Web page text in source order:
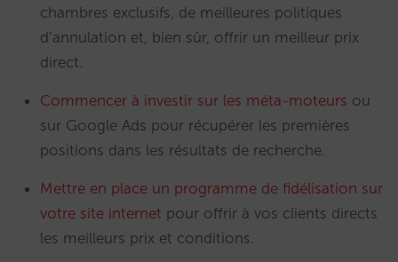
chambres exclusifs, de meilleures politiques
d’annulation et, bien sûr, offrir un meilleur prix
direct.
Commencer à investir sur les méta-moteurs ou
sur Google Ads pour récupérer les premières
positions dans les résultats de recherche.
Mettre en place un programme de fidélisation sur
votre site internet pour offrir à vos clients directs
les meilleurs prix et conditions.